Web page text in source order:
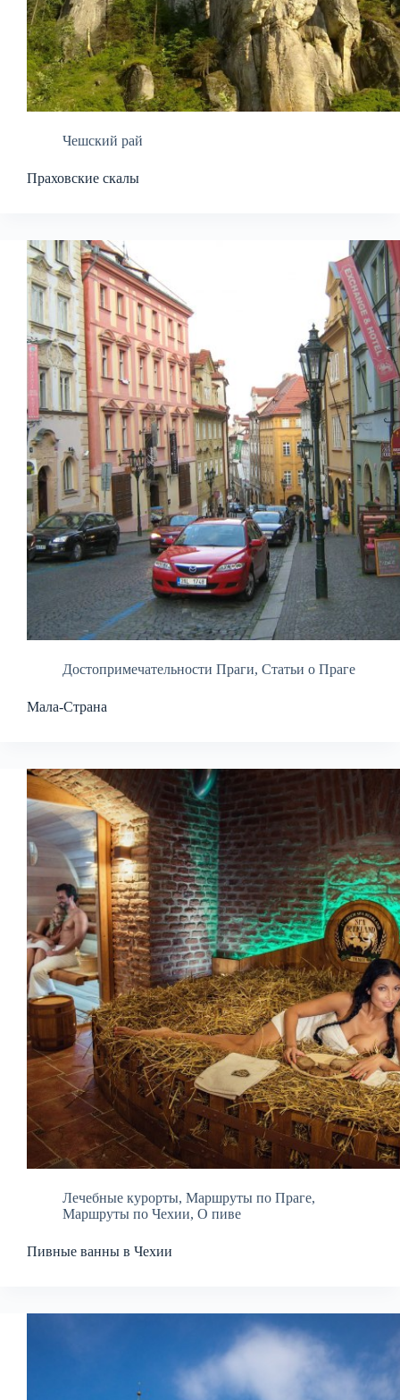
Чешский рай
Праховские скалы
Достопримечательности Праги, Статьи о Праге
Мала-Страна
Лечебные курорты, Маршруты по Праге,
Маршруты по Чехии, О пиве
Пивные ванны в Чехии